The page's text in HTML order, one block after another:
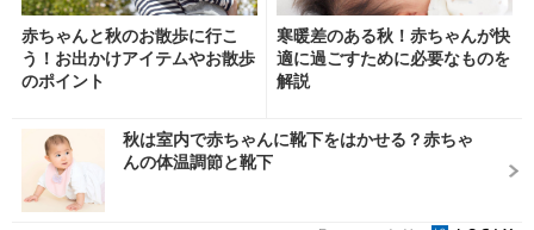
赤ちゃんと秋のお散歩に行こ
う！お出かけアイテムやお散歩
のポイント
寒暖差のある秋！赤ちゃんが快
適に過ごすために必要なものを
解説
秋は室内で赤ちゃんに靴下をはかせる？赤ちゃ
んの体温調節と靴下